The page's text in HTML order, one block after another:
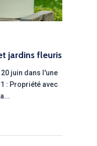
jardins fleuris
juin dans l'une
: Propriété avec